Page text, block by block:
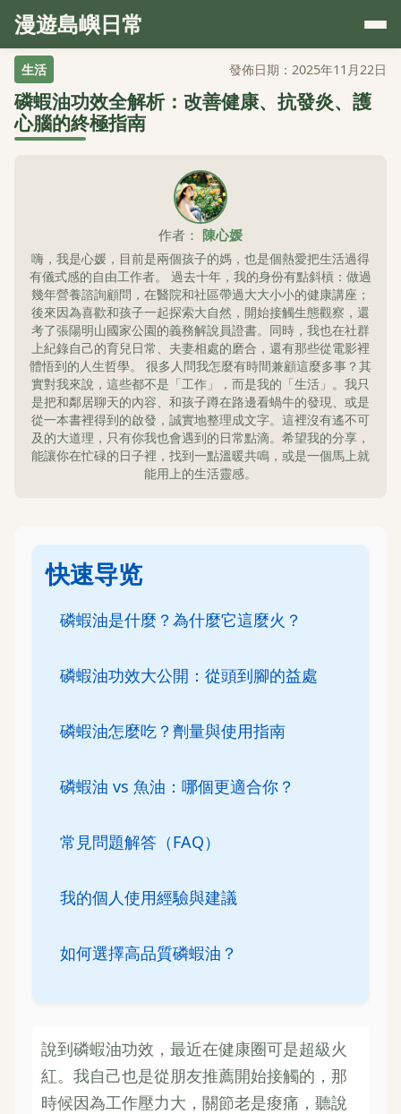
漫遊島嶼日常
生活 發佈日期：2025年11月22日
磷蝦油功效全解析：改善健康、抗發炎、護
心腦的終極指南
作者： 陳心媛
嗨，我是心媛，目前是兩個孩子的媽，也是個熱愛把生活過得
有儀式感的自由工作者。 過去十年，我的身份有點斜槓：做過
幾年營養諮詢顧問，在醫院和社區帶過大大小小的健康講座；
後來因為喜歡和孩子一起探索大自然，開始接觸生態觀察，還
考了張陽明山國家公園的義務解說員證書。同時，我也在社群
上紀錄自己的育兒日常、夫妻相處的磨合，還有那些從電影裡
體悟到的人生哲學。 很多人問我怎麼有時間兼顧這麼多事？其
實對我來說，這些都不是「工作」，而是我的「生活」。我只
是把和鄰居聊天的內容、和孩子蹲在路邊看蝸牛的發現、或是
從一本書裡得到的啟發，誠實地整理成文字。這裡沒有遙不可
及的大道理，只有你我也會遇到的日常點滴。希望我的分享，
能讓你在忙碌的日子裡，找到一點溫暖共鳴，或是一個馬上就
能用上的生活靈感。
快速导览
磷蝦油是什麼？為什麼它這麼火？
磷蝦油功效大公開：從頭到腳的益處
磷蝦油怎麼吃？劑量與使用指南
磷蝦油 vs 魚油：哪個更適合你？
常見問題解答（FAQ）
我的個人使用經驗與建議
如何選擇高品質磷蝦油？
說到磷蝦油功效，最近在健康圈可是超級火
紅。我自己也是從朋友推薦開始接觸的，那
時候因為工作壓力大，關節老是痠痛，聽說